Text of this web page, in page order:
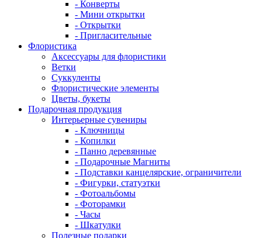
- Конверты
- Мини открытки
- Открытки
- Пригласительные
Флористика
Аксессуары для флористики
Ветки
Суккуленты
Флористические элементы
Цветы, букеты
Подарочная продукция
Интерьерные сувениры
- Ключницы
- Копилки
- Панно деревянные
- Подарочные Магниты
- Подставки канцелярские, ограничители
- Фигурки, статуэтки
- Фотоальбомы
- Фоторамки
- Часы
- Шкатулки
Полезные подарки